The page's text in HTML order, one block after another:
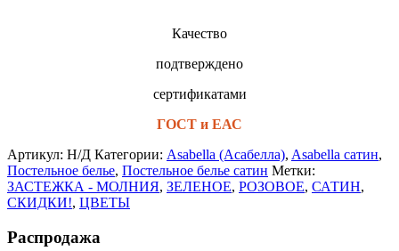
Качество
подтверждено
сертификатами
ГОСТ и ЕАС
Артикул: Н/Д Категории: Asabella (Асабелла), Asabella сатин,
Постельное белье, Постельное белье сатин Метки:
ЗАСТЕЖКА - МОЛНИЯ, ЗЕЛЕНОЕ, РОЗОВОЕ, САТИН,
СКИДКИ!, ЦВЕТЫ
Распродажа